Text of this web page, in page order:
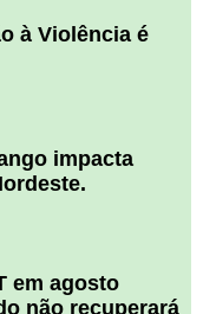
à Violência é
impacta
em agosto
não recuperará